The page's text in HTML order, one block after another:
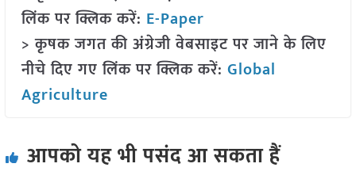
लिंक पर क्लिक करें: E-Paper
> कृषक जगत की अंग्रेजी वेबसाइट पर जाने के लिए
नीचे दिए गए लिंक पर क्लिक करें: Global
Agriculture
आपको यह भी पसंद आ सकता हैं